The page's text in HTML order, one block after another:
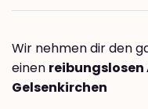
Wir nehmen dir den
einen
Gelsenkirchen